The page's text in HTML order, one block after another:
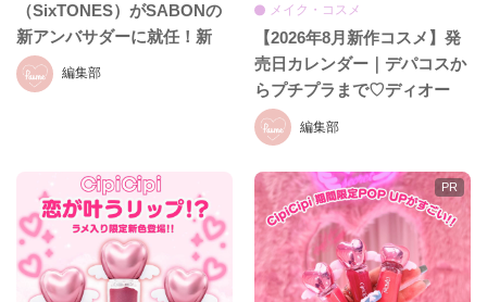
編集部
（SixTONES）がSABONの
新アンバサダーに就任！新
CM初公開＆就任発表会をレ
ポ♡
編集部
メイク・コスメ
【2026年8月新作コスメ】発
売日カレンダー｜デパコスか
らプチプラまで♡ディオー
ル、イヴ・サンローラン、ケ
イト、セザンヌほか話題ブラ
ンドまとめ